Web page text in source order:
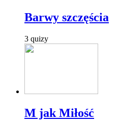
Barwy szczęścia
3 quizy
M jak Miłość